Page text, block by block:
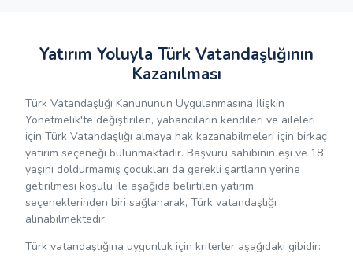
Yatırım Yoluyla Türk Vatandaşlığının
Kazanılması
Türk Vatandaşlığı Kanununun Uygulanmasına İlişkin
Yönetmelik'te değiştirilen, yabancıların kendileri ve aileleri
için Türk Vatandaşlığı almaya hak kazanabilmeleri için birkaç
yatırım seçeneği bulunmaktadır. Başvuru sahibinin eşi ve 18
yaşını doldurmamış çocukları da gerekli şartların yerine
getirilmesi koşulu ile aşağıda belirtilen yatırım
seçeneklerinden biri sağlanarak, Türk vatandaşlığı
alınabilmektedir.
Türk vatandaşlığına uygunluk için kriterler aşağıdaki gibidir: